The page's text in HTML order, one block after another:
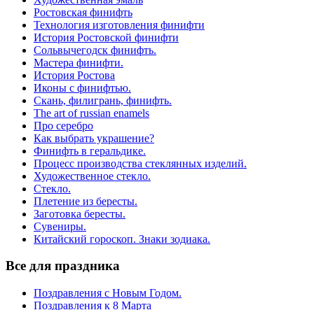
Ростовская финифть
Технология изготовления финифти
История Ростовской финифти
Сольвычегодск финифть.
Мастера финифти.
История Ростова
Иконы с финифтью.
Скань, филигрань, финифть.
The art of russian enamels
Про серебро
Как выбрать украшение?
Финифть в геральдике.
Процесс производства стеклянных изделий.
Художественное стекло.
Стекло.
Плетение из бересты.
Заготовка бересты.
Сувениры.
Китайский гороскоп. Знаки зодиака.
Все для праздника
Поздравления с Новым Годом.
Поздравления к 8 Марта